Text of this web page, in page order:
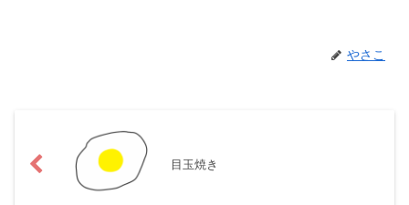
やさこ
目玉焼き